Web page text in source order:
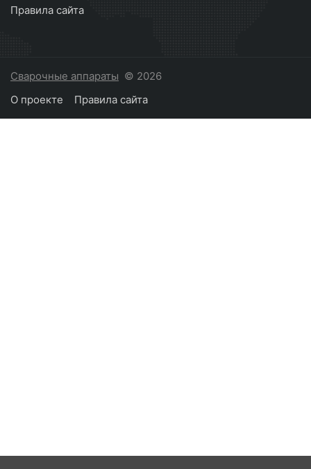
Правила сайта
Сварочные аппараты © 2026
О проекте
Правила сайта